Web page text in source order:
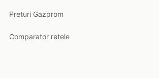
Preturi Gazprom
Comparator retele